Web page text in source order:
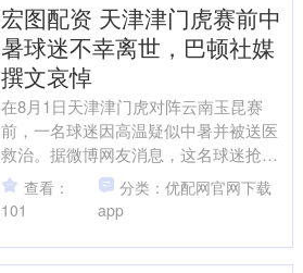
宏图配资 天津津门虎赛前中
暑球迷不幸离世，巴顿社媒
撰文哀悼
在8月1日天津津门虎对阵云南玉昆赛
前，一名球迷因高温疑似中暑并被送医
救治。据微博网友消息，这名球迷抢救
无效，已经离世。 天津津门虎球员巴顿
也转发了该微博，对这名....
查看：
101
分类：优配网官网下载
app